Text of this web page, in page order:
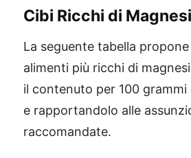
Cibi Ricchi di
La seguente tabella
alimenti più ricchi di
il contenuto per 100
e rapportandolo alle
raccomandate.